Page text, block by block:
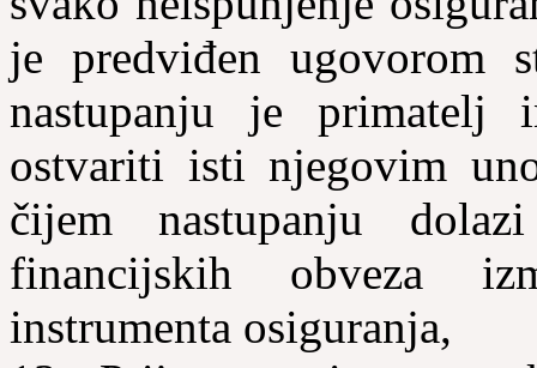
je predviđen ugovorom
nastupanju je primatelj
ostvariti isti njegovim
čijem nastupanju
financijskih obveza
instrumenta osiguranja,